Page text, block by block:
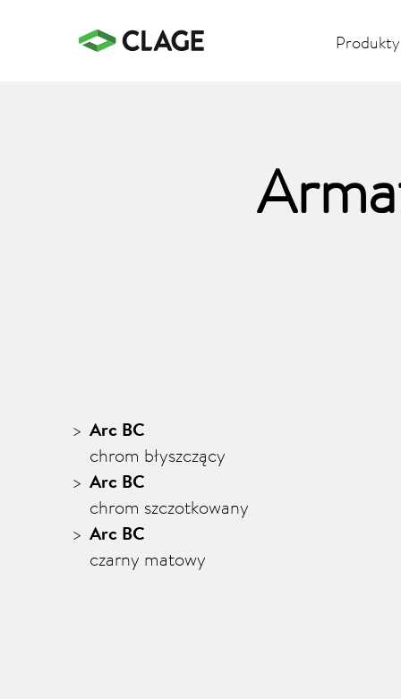
Produkty
Arc BC
chrom błyszczący
Arc BC
chrom szczotkowany
Arc BC
czarny matowy